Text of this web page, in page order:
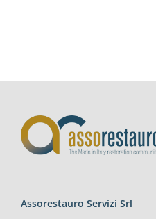
Assorestauro Servizi Srl